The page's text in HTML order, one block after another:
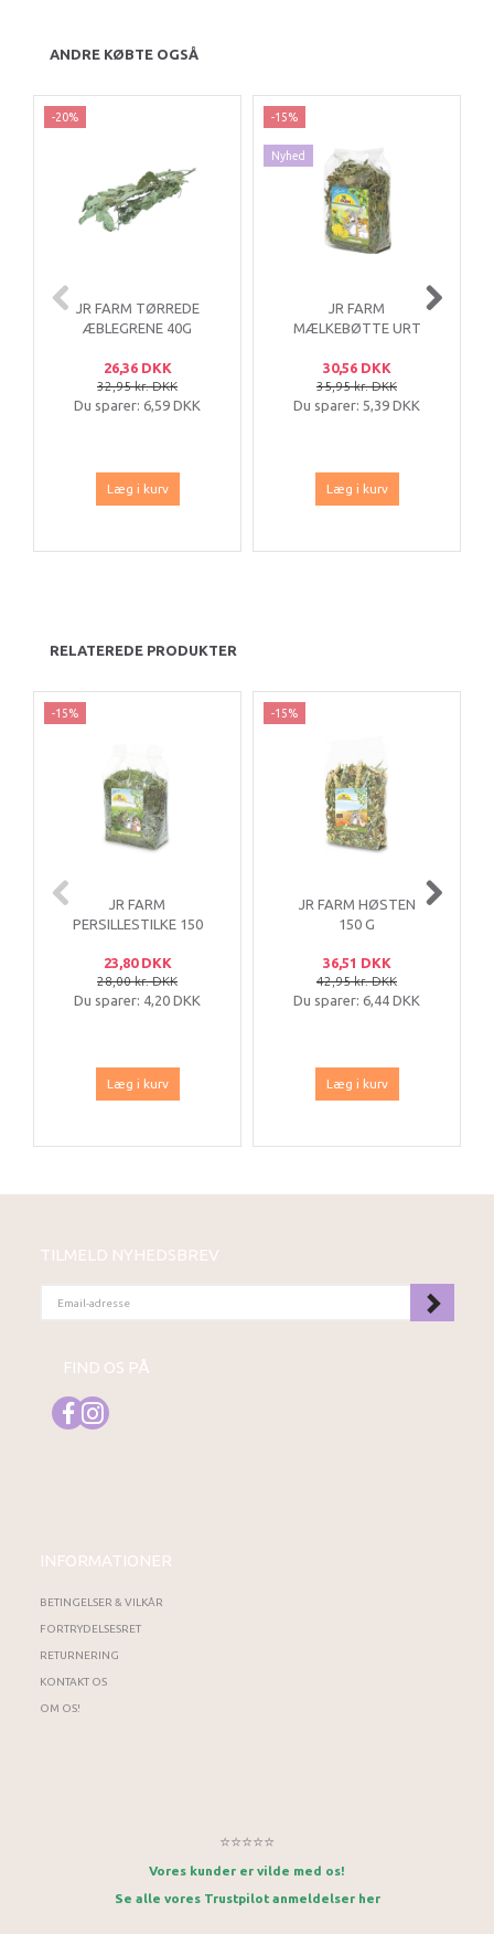
ANDRE KØBTE OGSÅ
-20%
JR FARM TØRREDE
ÆBLEGRENE 40G
26,36 DKK
32,95 kr. DKK
Du sparer: 6,59 DKK
Læg i kurv
-15%
Nyhed
JR FARM
MÆLKEBØTTE URT
30,56 DKK
35,95 kr. DKK
Du sparer: 5,39 DKK
Læg i kurv
RELATEREDE PRODUKTER
-15%
JR FARM
PERSILLESTILKE 150
23,80 DKK
28,00 kr. DKK
Du sparer: 4,20 DKK
Læg i kurv
-15%
JR FARM HØSTEN
150 G
36,51 DKK
42,95 kr. DKK
Du sparer: 6,44 DKK
Læg i kurv
TILMELD NYHEDSBREV
ADRESSE
FIND OS PÅ
INFORMATIONER
BETINGELSER & VILKÅR
FORTRYDELSESRET
RETURNERING
KONTAKT OS
OM OS!
⭐⭐⭐⭐⭐
Vores kunder er vilde med os!
Se alle vores Trustpilot anmeldelser her